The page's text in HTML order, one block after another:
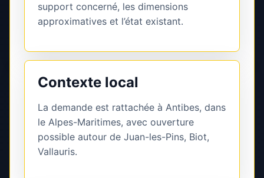
support concerné, les dimensions
approximatives et l’état existant.
Contexte local
La demande est rattachée à Antibes, dans
le Alpes-Maritimes, avec ouverture
possible autour de Juan-les-Pins, Biot,
Vallauris.